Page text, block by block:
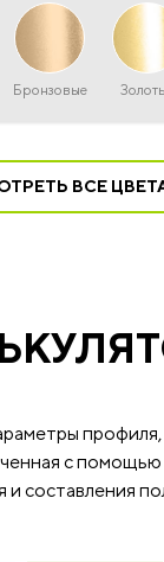
Бронзовые
ВСЕ
с помощью
и составления